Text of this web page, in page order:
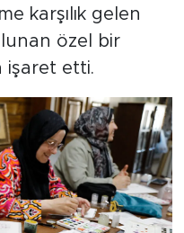
karşılık gelen
özel bir
işaret etti.